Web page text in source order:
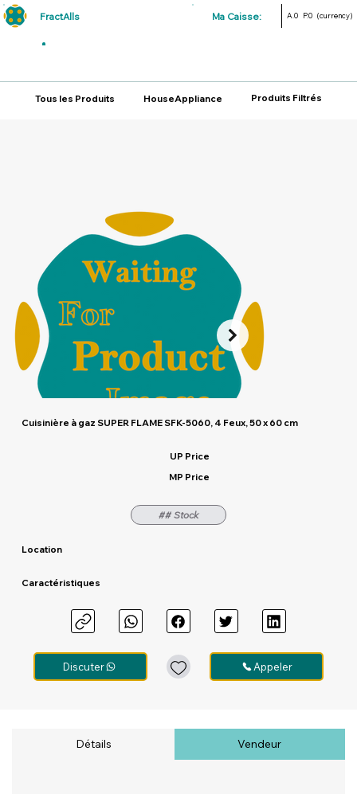
FractAlls Ma Caisse: A.0 P.0 (currency)
Tous les Produits HouseAppliance Produits Filtrés
Cuisinière à gaz SUPER FLAME SFK-5060, 4 Feux, 50 x 60 cm
UP Price
MP Price
## Stock
Location
Caractéristiques
Discuter Appeler
Détails Vendeur